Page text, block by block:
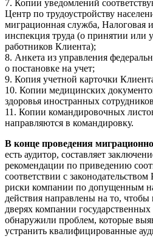
7. Копии уведомлений
Центр по трудоустройству
миграционная служба, Налоговая
инспекция труда (о принятии или
работников Клиента);
8. Анкета из управления
о постановке на учет;
9. Копия учетной карточки
10. Копии медицинских
здоровья иностранных
11. Копии командировочных
направляются в командировку.
В конце проведения
есть аудитор, составляет
рекомендации по приведению
соответствии с
риски компании по допущенным
действия направлены на то, чтобы
дверях компании
обнаружили проблем, которые
устранить квалифицированные